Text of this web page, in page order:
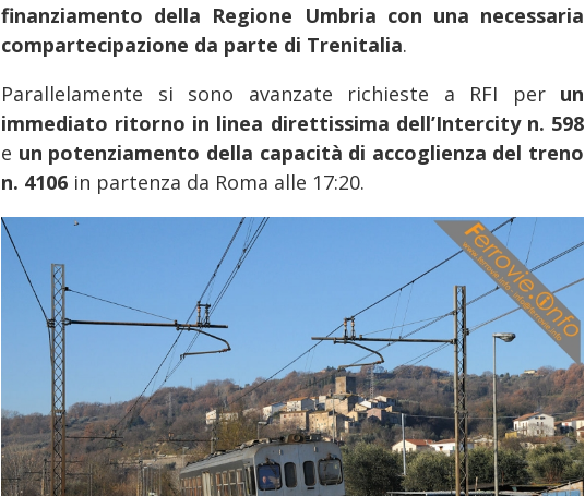
finanziamento della Regione Umbria con una necessaria
compartecipazione da parte di Trenitalia.
Parallelamente si sono avanzate richieste a RFI per un
immediato ritorno in linea direttissima dell’Intercity n. 598
e un potenziamento della capacità di accoglienza del treno
n. 4106 in partenza da Roma alle 17:20.